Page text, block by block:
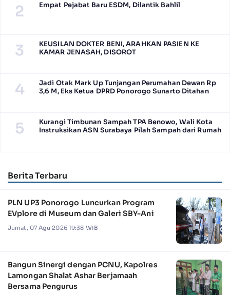
2 Empat Pejabat Baru ESDM, Dilantik Bahlil
3
KEUSILAN DOKTER BENI, ARAHKAN PASIEN KE
KAMAR JENASAH, DISOROT
4
Jadi Otak Mark Up Tunjangan Perumahan Dewan Rp
3,6 M, Eks Ketua DPRD Ponorogo Sunarto Ditahan
5
Kurangi Timbunan Sampah TPA Benowo, Wali Kota
Instruksikan ASN Surabaya Pilah Sampah dari Rumah
Berita Terbaru
PLN UP3 Ponorogo Luncurkan Program
EVplore di Museum dan Galeri SBY-Ani
Jumat, 07 Agu 2026 19:38 WIB
Bangun Sinergi dengan PCNU, Kapolres
Lamongan Shalat Ashar Berjamaah
Bersama Pengurus